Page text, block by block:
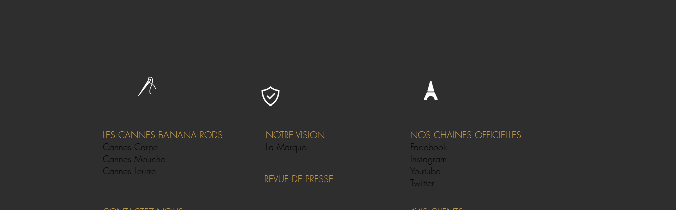
LES CANNES BANANA RODS
Cannes Carpe
Cannes Mouche
Cannes Leurre
NOTRE VISION
La Marque
REVUE DE PRESSE
NOS CHAINES OFFICIELLES
Facebook
Instagram
Youtube
Twitter